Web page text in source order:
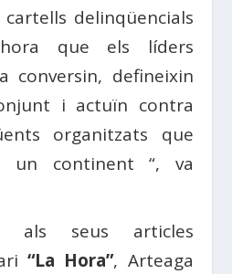
delinqüencials
que els líders
conversin, defineixin
i actuïn contra
organitzats que
un continent “, va
als seus articles
“La Hora”, Arteaga